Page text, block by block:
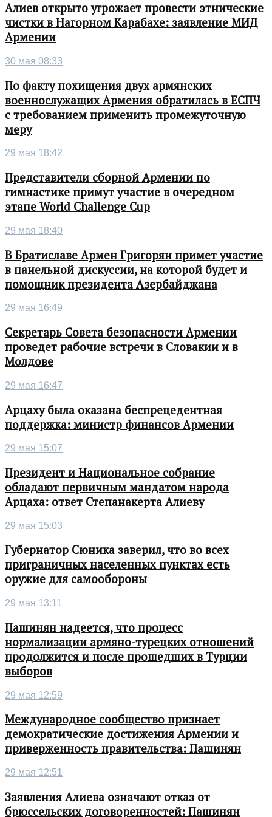
Алиев открыто угрожает провести этнические
чистки в Нагорном Карабахе: заявление МИД
Армении
30 мая 08:33
По факту похищения двух армянских
военнослужащих Армения обратилась в ЕСПЧ
с требованием применить промежуточную
меру
29 мая 18:42
Представители сборной Армении по
гимнастике примут участие в очередном
этапе World Challenge Cup
29 мая 18:40
В Братиславе Армен Григорян примет участие
в панельной дискуссии, на которой будет и
помощник президента Азербайджана
29 мая 16:49
Секретарь Совета безопасности Армении
проведет рабочие встречи в Словакии и в
Молдове
29 мая 16:47
Арцаху была оказана беспрецедентная
поддержка: министр финансов Армении
29 мая 15:07
Президент и Национальное собрание
обладают первичным мандатом народа
Арцаха: ответ Степанакерта Алиеву
29 мая 15:03
Губернатор Сюника заверил, что во всех
приграничных населенных пунктах есть
оружие для самообороны
29 мая 13:11
Пашинян надеется, что процесс
нормализации армяно-турецких отношений
продолжится и после прошедших в Турции
выборов
29 мая 12:59
Международное сообщество признает
демократические достижения Армении и
приверженность правительства: Пашинян
29 мая 12:51
Заявления Алиева означают отказ от
брюссельских договоренностей: Пашинян